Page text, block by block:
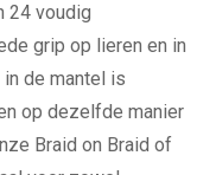
24 voudig
grip op lieren en in
de mantel is
op dezelfde manier
Braid on Braid of